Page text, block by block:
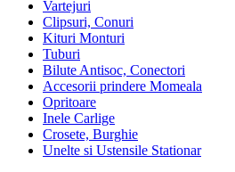
Vartejuri
Clipsuri, Conuri
Kituri Monturi
Tuburi
Bilute Antisoc, Conectori
Accesorii prindere Momeala
Opritoare
Inele Carlige
Crosete, Burghie
Unelte si Ustensile Stationar